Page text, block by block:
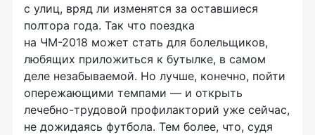
с улиц, вряд ли изменятся за оставшиеся
полтора года. Так что поездка
на ЧМ-2018 может стать для болельщиков,
любящих приложиться к бутылке, в самом
деле незабываемой. Но лучше, конечно, пойти
опережающими темпами — и открыть
лечебно-трудовой профилакторий уже сейчас,
не дожидаясь футбола. Тем более, что, судя